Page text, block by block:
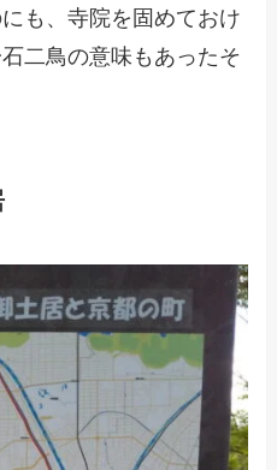
も、寺院を固めておけ
二鳥の意味もあったそ